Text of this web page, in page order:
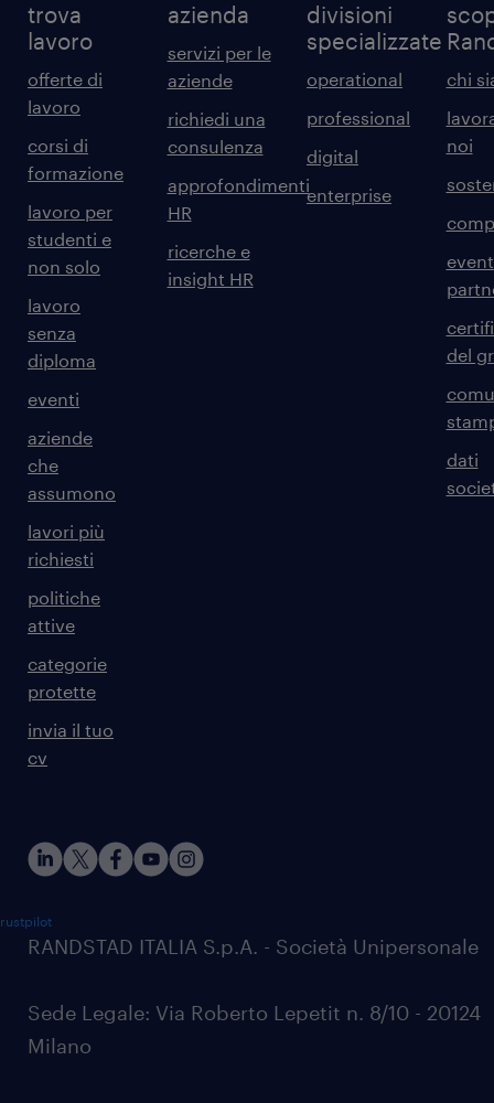
trova
lavoro
offerte di
lavoro
corsi di
formazione
lavoro per
studenti e
non solo
lavoro
senza
diploma
eventi
aziende
che
assumono
lavori più
richiesti
politiche
attive
categorie
protette
invia il tuo
cv
azienda
servizi per le
aziende
richiedi una
consulenza
approfondimenti
HR
ricerche e
insight HR
divisioni
specializzate
operational
professional
digital
enterprise
chi
noi
del
dati
RANDSTAD ITALIA S.p.A. - Società Unipersonale
Sede Legale: Via Roberto Lepetit n. 8/10 - 20124
Milano